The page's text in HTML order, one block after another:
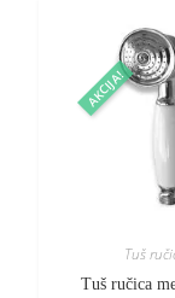
AKCIJA!
Tuš
Tuš ručica